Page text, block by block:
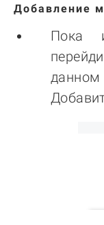
Добавление
Пока